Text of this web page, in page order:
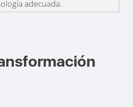
adecuada.